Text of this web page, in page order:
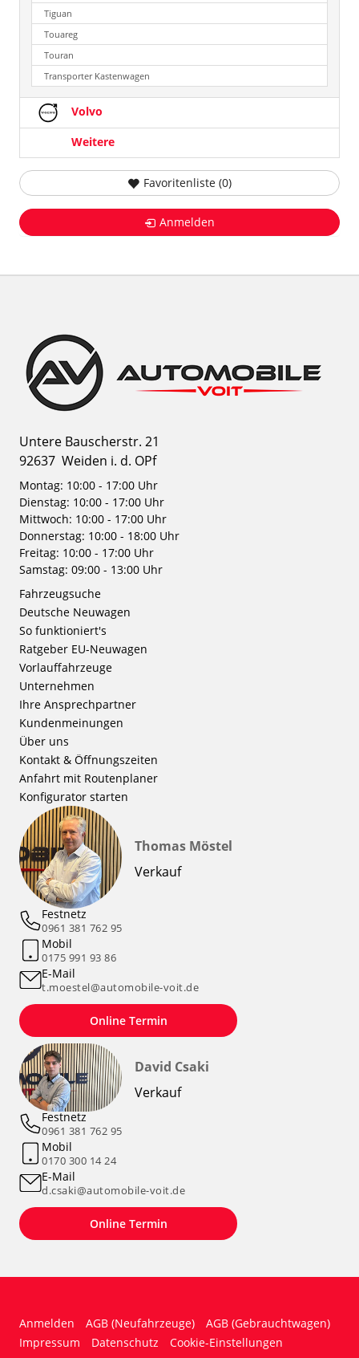
Tiguan
Touareg
Touran
Transporter Kastenwagen
Volvo
Weitere
Favoritenliste (0)
Anmelden
Untere Bauscherstr. 21
92637 Weiden i. d. OPf
Montag: 10:00 - 17:00 Uhr
Dienstag: 10:00 - 17:00 Uhr
Mittwoch: 10:00 - 17:00 Uhr
Donnerstag: 10:00 - 18:00 Uhr
Freitag: 10:00 - 17:00 Uhr
Samstag: 09:00 - 13:00 Uhr
Fahrzeugsuche
Deutsche Neuwagen
So funktioniert's
Ratgeber EU-Neuwagen
Vorlauffahrzeuge
Unternehmen
Ihre Ansprechpartner
Kundenmeinungen
Über uns
Kontakt & Öffnungszeiten
Anfahrt mit Routenplaner
Konfigurator starten
Thomas Möstel
Verkauf
Festnetz
0961 381 762 95
Mobil
0175 991 93 86
E-Mail
t.moestel@automobile-voit.de
Online Termin
David Csaki
Verkauf
Festnetz
0961 381 762 95
Mobil
0170 300 14 24
E-Mail
d.csaki@automobile-voit.de
Online Termin
Anmelden AGB (Neufahrzeuge)
AGB (Gebrauchtwagen)
Impressum
Datenschutz Cookie-Einstellungen